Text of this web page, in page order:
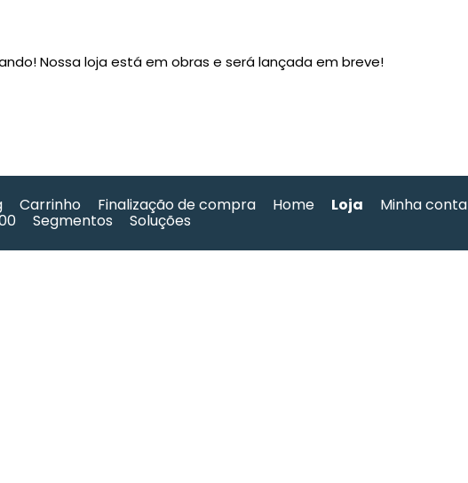
Nossa loja está em obras e será lançada em breve!
Carrinho Finalização de compra Home Loja Minha conta
Segmentos Soluções